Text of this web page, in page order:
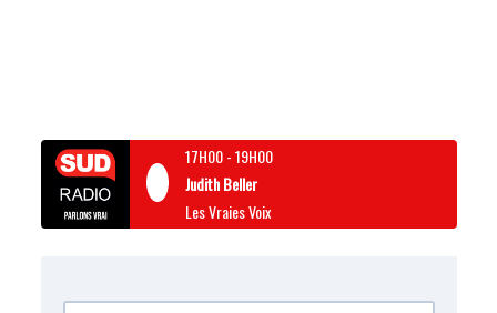
17H00-19H00
Judith Beller
Les Vraies Voix